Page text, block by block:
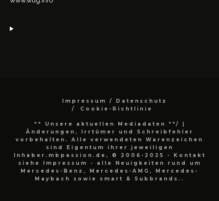
Impressum / Datenschutz
Cookie-Richtlinie
** Unsere aktuellen Mediadaten **/
Änderungen, Irrtümer und Schreibfehler
vorbehalten. Alle verwendeten Warenzeichen
sind Eigentum ihrer jeweiligen
Inhaber.mbpassion.de, © 2006-2025 - Kontakt
siehe Impressum - alle Neuigkeiten rund um
Mercedes-Benz, Mercedes-AMG, Mercedes-
Maybach sowie smart & Subbrands..